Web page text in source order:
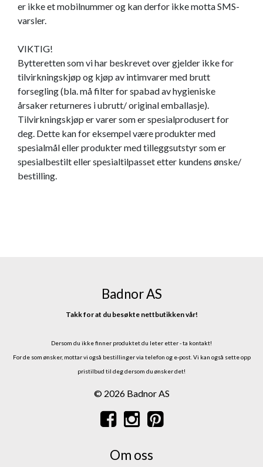
er ikke et mobilnummer og kan derfor ikke motta SMS-
varsler.
VIKTIG!
Bytteretten som vi har beskrevet over gjelder ikke for
tilvirkningskjøp og kjøp av intimvarer med brutt
forsegling (bla. må filter for spabad av hygieniske
årsaker returneres i ubrutt/ original emballasje).
Tilvirkningskjøp er varer som er spesialprodusert for
deg. Dette kan for eksempel være produkter med
spesialmål eller produkter med tilleggsutstyr som er
spesialbestilt eller spesialtilpasset etter kundens ønske/
bestilling.
Badnor AS
Takk for at du besøkte nettbutikken vår!
Dersom du ikke finner produktet du leter etter - ta kontakt!
For de som ønsker, mottar vi også bestillinger via telefon og e-post. Vi kan også sette opp
pristilbud til deg dersom du ønsker det!
© 2026 Badnor AS
Om oss